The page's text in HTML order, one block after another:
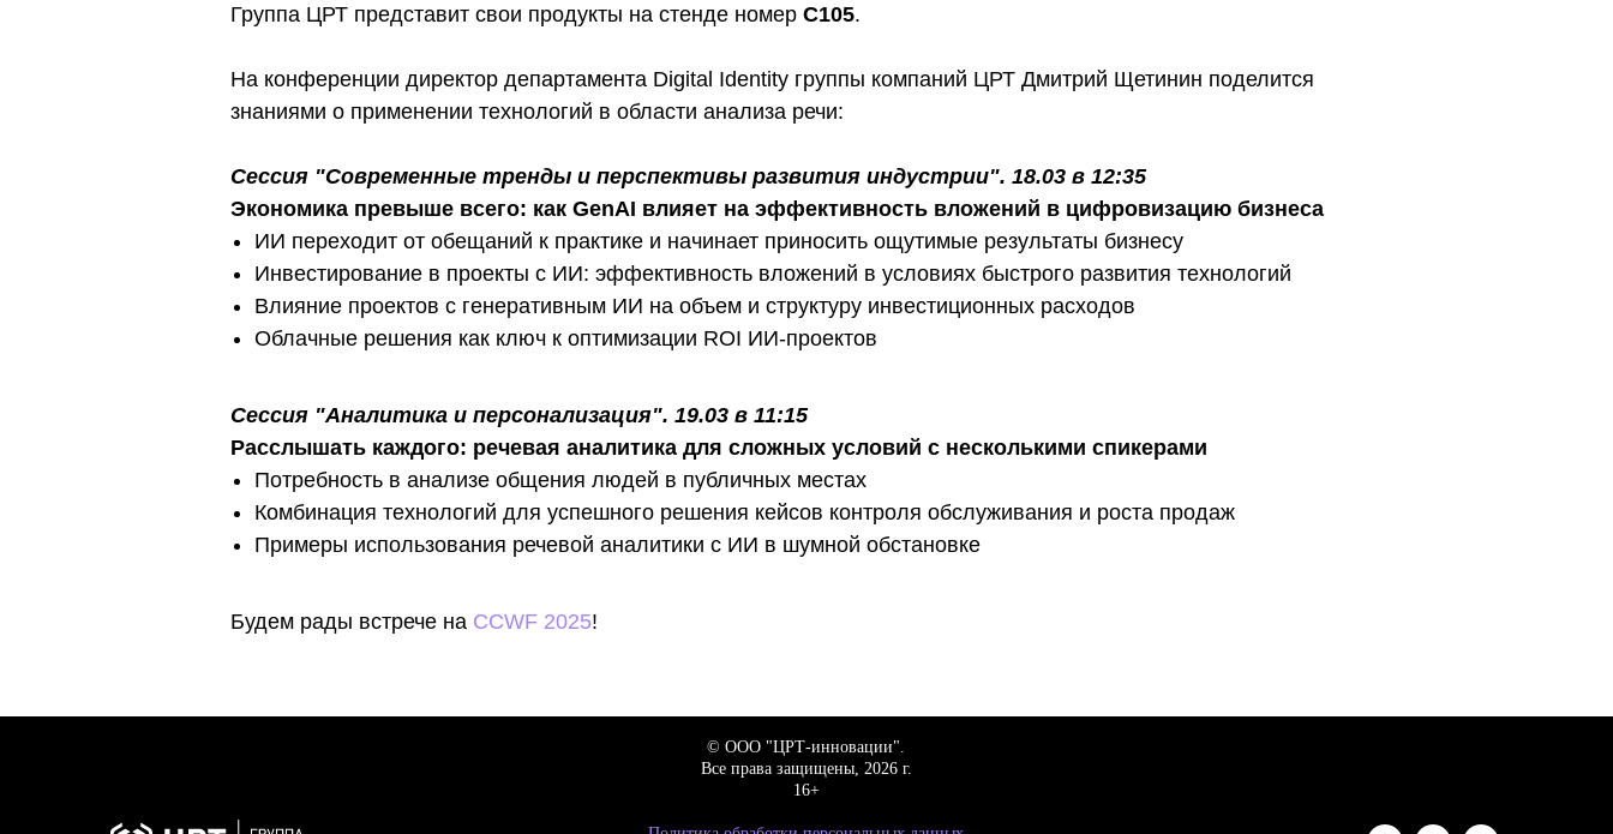
Группа ЦРТ представит свои продукты на стенде номер С105.
На конференции директор департамента Digital Identity группы компаний ЦРТ Дмитрий Щетинин поделится
знаниями о применении технологий в области анализа речи:
Сессия "Современные тренды и перспективы развития индустрии". 18.03 в 12:35
Экономика превыше всего: как GenAI влияет на эффективность вложений в цифровизацию бизнеса
ИИ переходит от обещаний к практике и начинает приносить ощутимые результаты бизнесу
Инвестирование в проекты с ИИ: эффективность вложений в условиях быстрого развития технологий
Влияние проектов с генеративным ИИ на объем и структуру инвестиционных расходов
Облачные решения как ключ к оптимизации ROI ИИ-проектов
Сессия "Аналитика и персонализация". 19.03 в 11:15
Расслышать каждого: речевая аналитика для сложных условий с несколькими спикерами
Потребность в анализе общения людей в публичных местах
Комбинация технологий для успешного решения кейсов контроля обслуживания и роста продаж
Примеры использования речевой аналитики с ИИ в шумной обстановке
Будем рады встрече на CCWF 2025!
© ООО "ЦРТ-инновации".
Все права защищены, 2026 г.
16+